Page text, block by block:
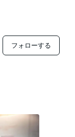
フォローする